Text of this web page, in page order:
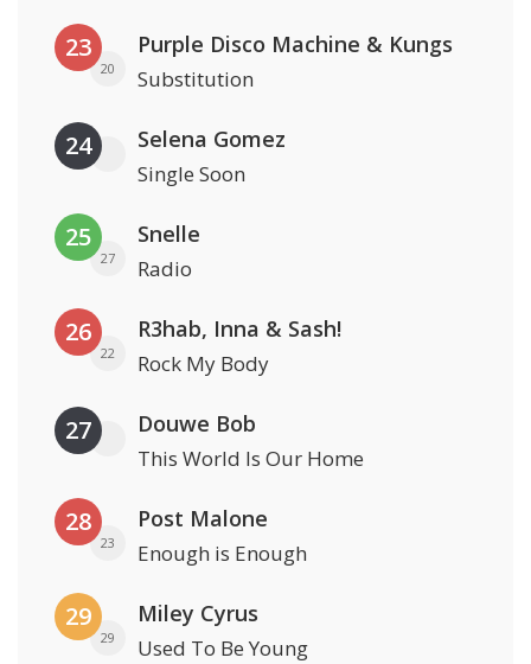
23
20
Purple Disco Machine & Kungs
Substitution
24 Selena Gomez
Single Soon
25
27
Snelle
Radio
26
22
R3hab, Inna & Sash!
Rock My Body
27 Douwe Bob
This World Is Our Home
28
23
Post Malone
Enough is Enough
29
29
Miley Cyrus
Used To Be Young